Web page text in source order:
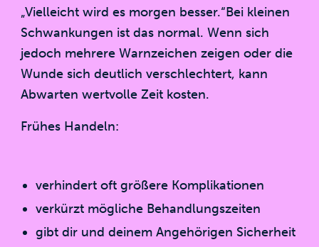
„Vielleicht wird es morgen besser.“Bei kleinen
Schwankungen ist das normal. Wenn sich
jedoch mehrere Warnzeichen zeigen oder die
Wunde sich deutlich verschlechtert, kann
Abwarten wertvolle Zeit kosten.
Frühes Handeln:
verhindert oft größere Komplikationen
verkürzt mögliche Behandlungszeiten
gibt dir und deinem Angehörigen Sicherheit